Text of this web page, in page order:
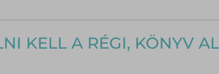
KELL A RÉGI, KÖNYV